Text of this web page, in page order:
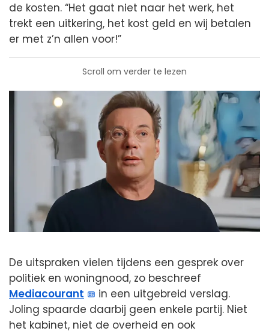
de kosten. “Het gaat niet naar het werk, het
trekt een uitkering, het kost geld en wij betalen
er met z’n allen voor!”
Scroll om verder te lezen
De uitspraken vielen tijdens een gesprek over
politiek en woningnood, zo beschreef
Mediacourant
in een uitgebreid verslag.
Joling spaarde daarbij geen enkele partij. Niet
het kabinet, niet de overheid en ook